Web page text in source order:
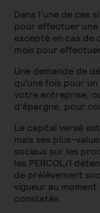
Dans l’une de ces
pour effectuer une
excepté en cas de
mois pour
Une demande de
qu’une fois pour
votre entreprise,
d’épargne, pour
Le capital versé
mais ses plus-
sociaux sur les
les PERCOL/I
de prélèvement
vigueur au
constatés.